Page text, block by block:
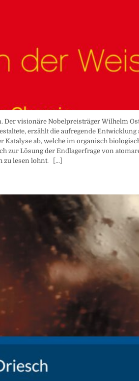
Der visionäre Nobelpreisträger Wilhelm
erzählt die aufregende Entwicklung
Katalyse ab, welche im organisch
zur Lösung der Endlagerfrage von
zu lesen lohnt.
[...]